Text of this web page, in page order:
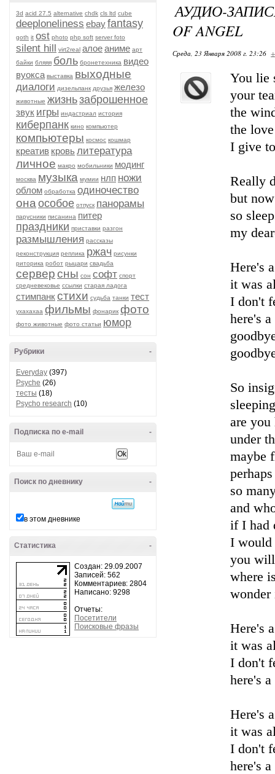
3d acid 27.5 alternative chdk cls ltd cube
deeploneliness ebayfantasy
goth it ost photo php soft server foto
silent hill virt2real алоеаниме арт
байки бляяя боль бронетехника видео
вуокса выставка выходные
диалоги дизельпанк друзья железо
животные жизньзаброшенное
звук игры индастриал история
киберпанк кино компьютер
компьютеры космос кошмар
креатив кровьлитература
личное макро мобильники модинг
москва музыка мумии нлп ножи
облом обработка одиночество
она особое отпуск панорамы
парусники писанина питер
праздники приставки разгон
размышления рассказы
реконструкция реплика ржач рисунки
риторика робот рыцари свадьба
серверсны сон софт спорт
средневековье ссылки старая ладога
стимпанкстихи судьба танки тест
ухахахаа фильмы фонарик фото
фото животные фото статьи юмор
-
Рубрики
Everyday (397)
Psyche (26)
тесты (18)
Psycho research (10)
-
Подписка по e-mail
-
Поиск по дневнику
в этом дневнике
-
Статистика
Создан: 29.09.2007
Записей: 562
Комментариев: 2804
Написано: 9298
Отчеты:
Посетители
Поисковые фразы
АУДИО-
OF ANGEL
Среда, 23 Января 2008 г. 23:26
You lie
your
the
the
I give
Really
but
so
my
Here's
it was
I don't
here's
So
are
under
maybe
so
and
if I had
I would
you
where
wonder
Here's
it was
I don't
here's
Here's
it was
I don't
here's